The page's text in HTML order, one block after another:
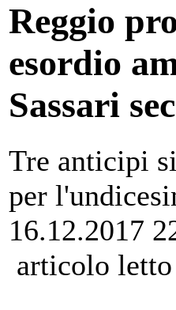
Reggio
esordio
Sassari
Tre anticipi
per
16.12.2017
articolo